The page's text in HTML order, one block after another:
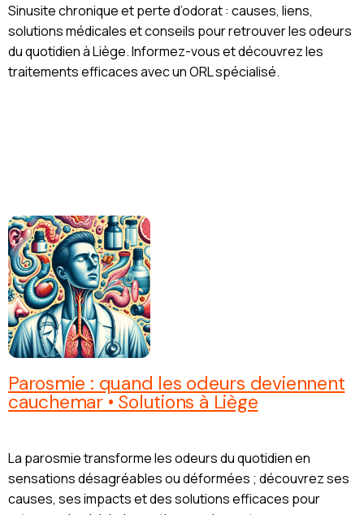
Sinusite chronique et perte d’odorat : causes, liens,
solutions médicales et conseils pour retrouver les odeurs
du quotidien à Liège. Informez-vous et découvrez les
traitements efficaces avec un ORL spécialisé.
Parosmie : quand les odeurs deviennent
cauchemar • Solutions à Liège
La parosmie transforme les odeurs du quotidien en
sensations désagréables ou déformées ; découvrez ses
causes, ses impacts et des solutions efficaces pour